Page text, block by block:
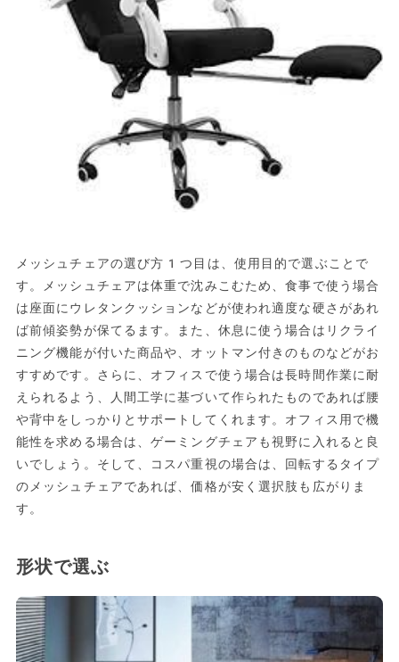
メッシュチェアの選び方1つ目は、使用目的で選ぶことで
す。メッシュチェアは体重で沈みこむため、食事で使う場合
は座面にウレタンクッションなどが使われ適度な硬さがあれ
ば前傾姿勢が保てるます。また、休息に使う場合はリクライ
ニング機能が付いた商品や、オットマン付きのものなどがお
すすめです。さらに、オフィスで使う場合は長時間作業に耐
えられるよう、人間工学に基づいて作られたものであれば腰
や背中をしっかりとサポートしてくれます。オフィス用で機
能性を求める場合は、ゲーミングチェアも視野に入れると良
いでしょう。そして、コスパ重視の場合は、回転するタイプ
のメッシュチェアであれば、価格が安く選択肢も広がりま
す。
形状で選ぶ